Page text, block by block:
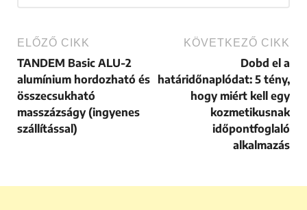
ELŐZŐ CIKK
TANDEM Basic ALU-2
alumínium hordozható és
összecsukható
masszázságy (ingyenes
szállítással)
KÖVETKEZŐ CIKK
Dobd el a
határidőnaplódat: 5 tény,
hogy miért kell egy
kozmetikusnak
időpontfoglaló
alkalmazás